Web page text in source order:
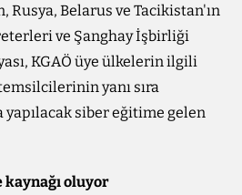
Rusya, Belarus ve Tacikistan'ın
ve Şanghay İşbirliği
KGAÖ üye ülkelerin ilgili
yanı sıra
yapılacak siber eğitime gelen
kaynağı oluyor